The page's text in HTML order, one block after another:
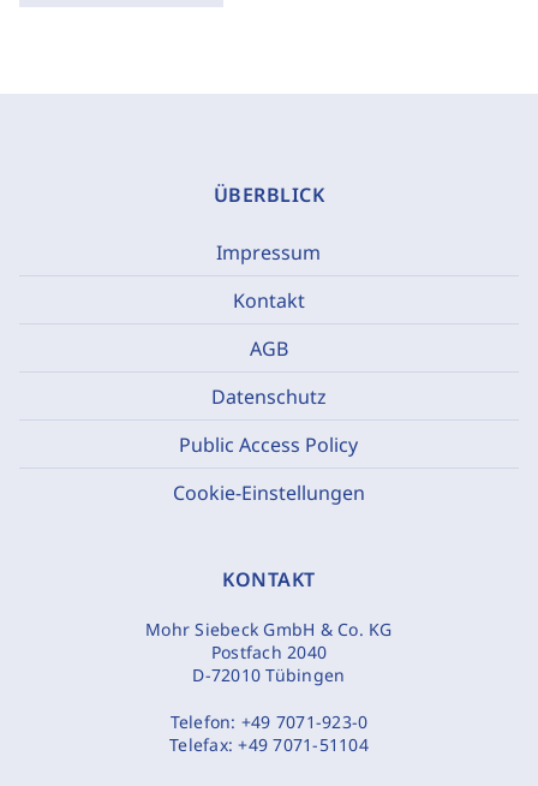
ÜBERBLICK
Impressum
Kontakt
AGB
Datenschutz
Public Access Policy
Cookie-Einstellungen
KONTAKT
Mohr Siebeck GmbH & Co. KG
Postfach 2040
D-72010 Tübingen
Telefon: +49 7071-923-0
Telefax:+49 7071-51104